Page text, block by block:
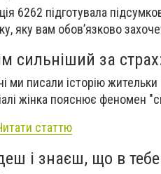
6262 підготувала
яку вам обов’язково
сильніший за
ми писали історію
жінка пояснює феномен
статтю
і знаєш, що в